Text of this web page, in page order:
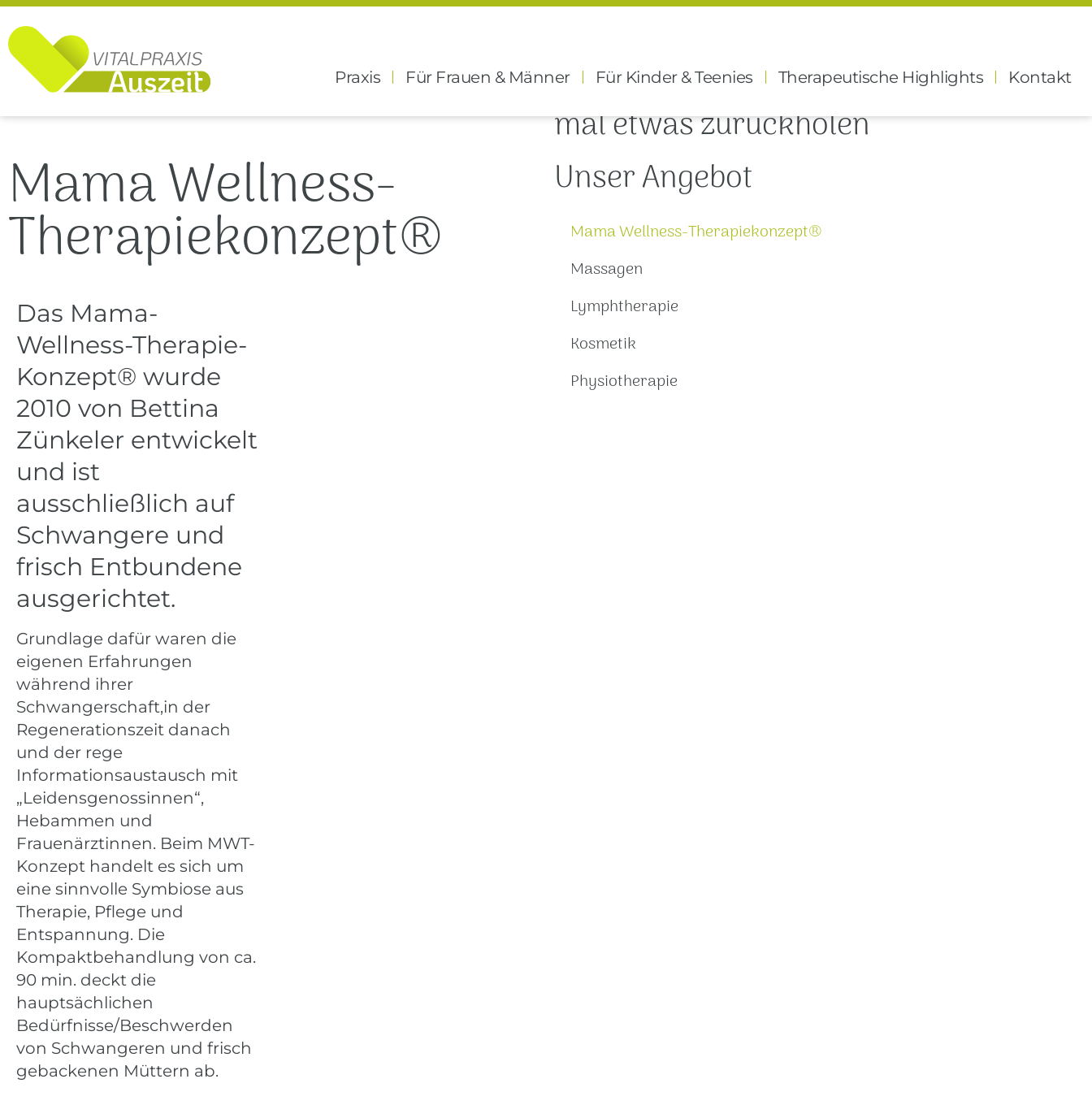
Praxis Für Frauen & Männer Für Kinder & Teenies Therapeutische Highlights Kontakt
Wer Leben schenkt sollte sich auch
mal etwas zurückholen
Mama Wellness-
Therapiekonzept®
Das Mama-
Wellness-Therapie-
Konzept® wurde
2010 von Bettina
Zünkeler entwickelt
und ist
ausschließlich auf
Schwangere und
frisch Entbundene
ausgerichtet.
Grundlage dafür waren die
eigenen Erfahrungen
während ihrer
Schwangerschaft,in der
Regenerationszeit danach
und der rege
Informationsaustausch mit
„Leidensgenossinnen“,
Hebammen und
Frauenärztinnen. Beim MWT-
Konzept handelt es sich um
eine sinnvolle Symbiose aus
Therapie, Pflege und
Entspannung. Die
Kompaktbehandlung von ca.
90 min. deckt die
hauptsächlichen
Bedürfnisse/Beschwerden
von Schwangeren und frisch
gebackenen Müttern ab.
Unser Angebot
Mama Wellness-Therapiekonzept®
Massagen
Lymphtherapie
Kosmetik
Physiotherapie